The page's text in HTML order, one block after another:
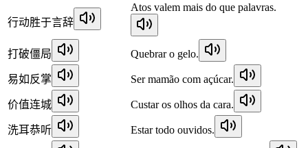
行动胜于言辞
Atos valem mais do que palavras.
打破僵局 Quebrar o gelo.
易如反掌 Ser mamão com açúcar.
价值连城 Custar os olhos da cara.
洗耳恭听 Estar todo ouvidos.